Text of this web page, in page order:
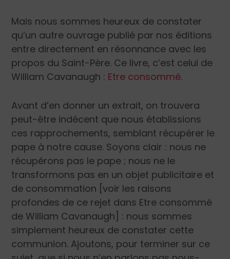
Mais nous sommes heureux de constater
qu’un autre ouvrage publié par nos éditions
entre directement en résonnance avec les
propos du Saint-Père. Ce livre, c’est celui de
William Cavanaugh : Etre consommé.
Avant d’en donner un extrait, on trouvera
peut-être indécent que nous établissions
ces rapprochements, semblant récupérer le
pape à notre cause. Soyons clair : nous ne
récupérons pas le pape ; nous ne le
transformons pas en un objet publicitaire et
de consommation [voir les raisons
profondes de ce rejet dans Etre consommé
de William Cavanaugh] : nous sommes
simplement heureux de constater cette
communion. Ajoutons, pour terminer sur ce